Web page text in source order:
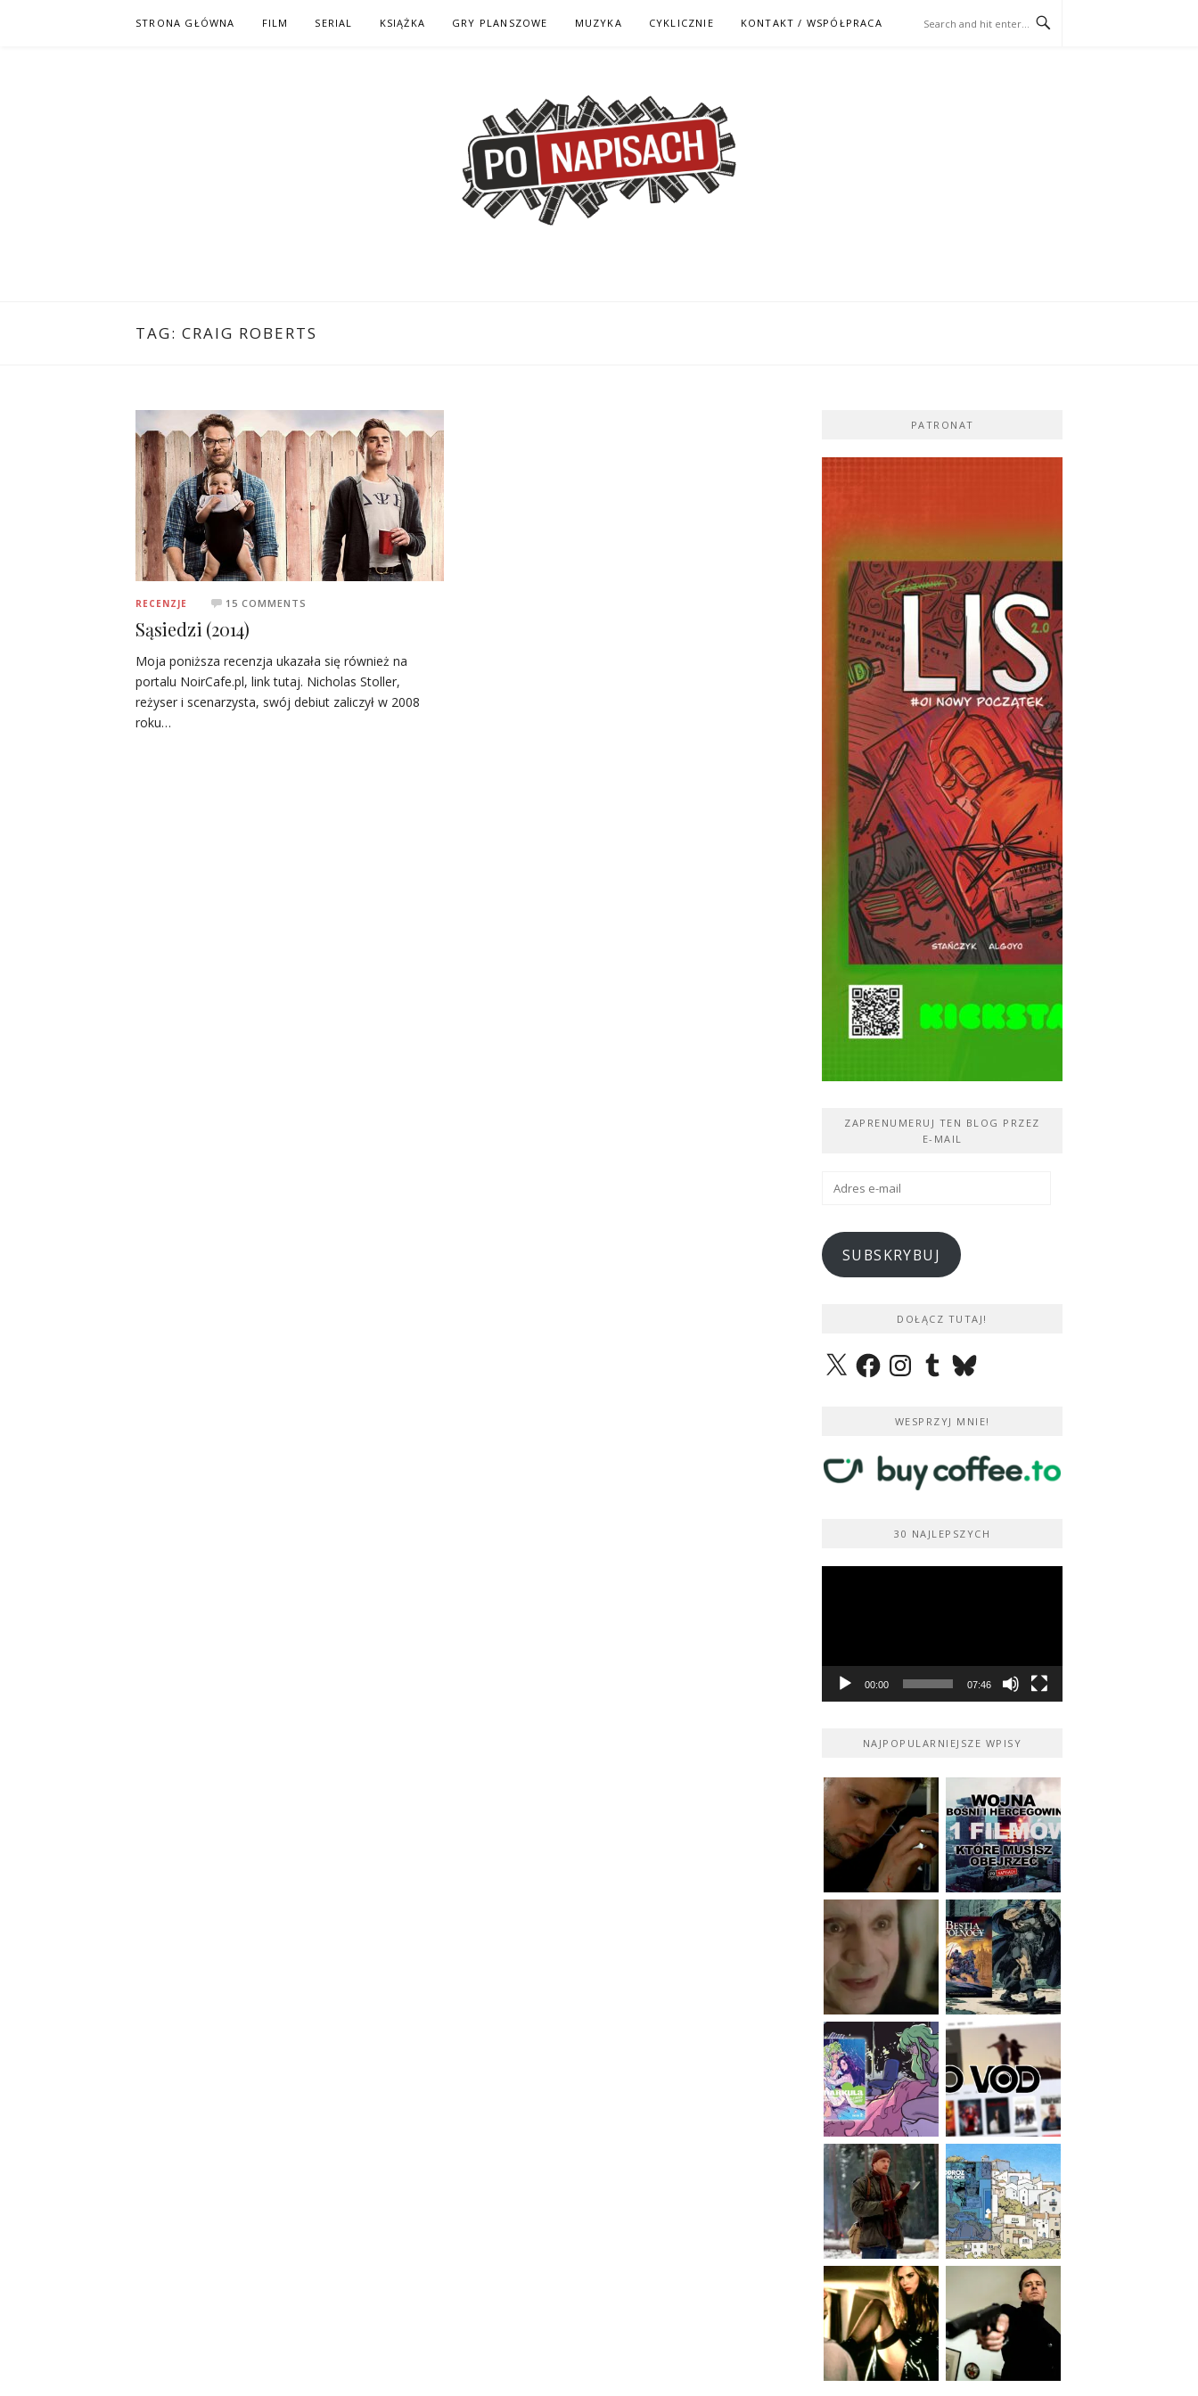
STRONA GŁÓWNA FILM SERIAL KSIĄŻKA GRY PLANSZOWE MUZYKA CYKLICZNIE KONTAKT / WSPÓŁPRACA
TAG: CRAIG ROBERTS
RECENZJE 15 COMMENTS
Sąsiedzi (2014)
Moja poniższa recenzja ukazała się również na
portalu NoirCafe.pl, link tutaj. Nicholas Stoller,
reżyser i scenarzysta, swój debiut zaliczył w 2008
roku…
PATRONAT
ZAPRENUMERUJ TEN BLOG PRZEZ
E-MAIL
Adres
SUBSKRYBUJ
DOŁĄCZ TUTAJ!
X FacebookInstagramTumblrBluesky
WESPRZYJ MNIE!
30 NAJLEPSZYCH
00:00 07:46
NAJPOPULARNIEJSZE WPISY